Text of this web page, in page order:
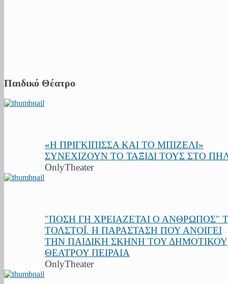
Παιδικό Θέατρο
«Η ΠΡΙΓΚΙΠΙΣΣΑ ΚΑΙ ΤΟ ΜΠΙΖΕΛΙ»
ΣΥΝΕΧΙΖΟΥΝ ΤΟ ΤΑΞΙΔΙ ΤΟΥΣ ΣΤΟ
OnlyTheater
"ΠΟΣΗ ΓΗ ΧΡΕΙΑΖΕΤΑΙ Ο ΑΝΘΡΩΠΟΣ"
ΤΟΛΣΤΟΪ. Η ΠΑΡΑΣΤΑΣΗ ΠΟΥ ΑΝΟΙΓΕΙ
ΤΗΝ ΠΑΙΔΙΚΗ ΣΚΗΝΗ ΤΟΥ ΔΗΜΟΤΙΚΟΥ
ΘΕΑΤΡΟΥ ΠΕΙΡΑΙΑ
OnlyTheater